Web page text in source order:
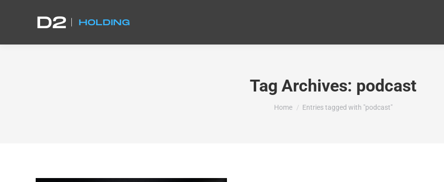
Tag Archives: podcast
You are here:
Home Entries tagged with "podcast"